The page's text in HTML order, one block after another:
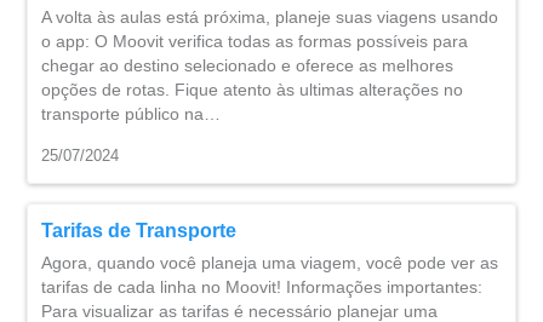
A volta às aulas está próxima, planeje suas viagens usando
o app: O Moovit verifica todas as formas possíveis para
chegar ao destino selecionado e oferece as melhores
opções de rotas. Fique atento às ultimas alterações no
transporte público na…
25/07/2024
Tarifas de Transporte
Agora, quando você planeja uma viagem, você pode ver as
tarifas de cada linha no Moovit! Informações importantes:
Para visualizar as tarifas é necessário planejar uma